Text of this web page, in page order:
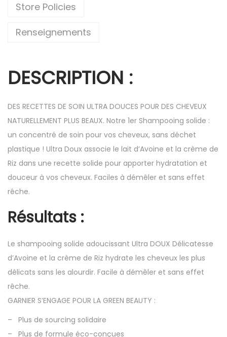
Store Policies
Renseignements
DESCRIPTION :
DES RECETTES DE SOIN ULTRA DOUCES POUR DES CHEVEUX
NATURELLEMENT PLUS BEAUX. Notre 1er Shampooing solide :
un concentré de soin pour vos cheveux, sans déchet
plastique ! Ultra Doux associe le lait d’Avoine et la crème de
Riz dans une recette solide pour apporter hydratation et
douceur à vos cheveux. Faciles à démêler et sans effet
rêche.
Résultats :
Le shampooing solide adoucissant Ultra DOUX Délicatesse
d’Avoine et la crème de Riz hydrate les cheveux les plus
délicats sans les alourdir. Facile à démêler et sans effet
rêche.
GARNIER S’ENGAGE POUR LA GREEN BEAUTY :
– Plus de sourcing solidaire
– Plus de formule éco-conçues